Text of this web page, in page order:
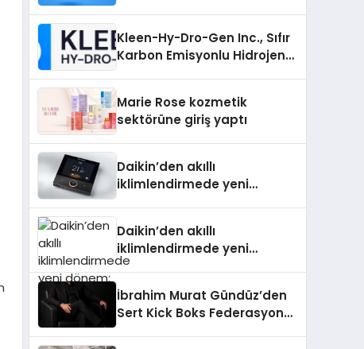
Kleen-Hy-Dro-Gen Inc., Sıfır
Karbon Emisyonlu Hidrojen
Aldı
Marie Rose kozmetik
sektörüne giriş yaptı
Daikin’den akıllı
iklimlendirmede yeni
Daikin’den akıllı
iklimlendirmede yeni
dönem: Madoka Plus
İbrahim Murat Gündüz’den
Sert Kick Boks Federasyonu